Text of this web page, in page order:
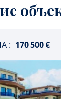
: 170 500 €